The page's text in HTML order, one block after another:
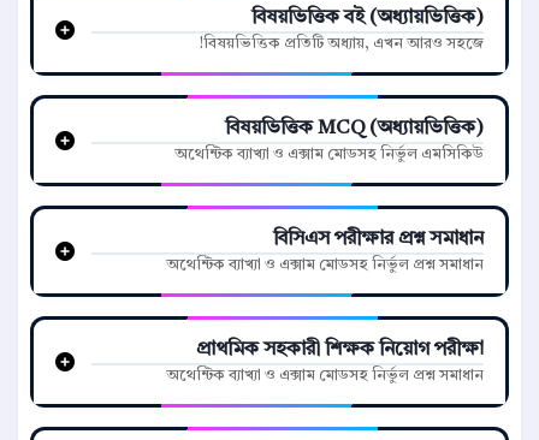
বিষয়ভিত্তিক বই (অধ্যায়ভিত্তিক)
বিষয়ভিত্তিক প্রতিটি অধ্যায়, এখন আরও সহজে!
বিষয়ভিত্তিক MCQ (অধ্যায়ভিত্তিক)
অথেন্টিক ব্যাখ্যা ও এক্সাম মোডসহ নির্ভুল এমসিকিউ
বিসিএস পরীক্ষার প্রশ্ন সমাধান
অথেন্টিক ব্যাখ্যা ও এক্সাম মোডসহ নির্ভুল প্রশ্ন সমাধান
প্রাথমিক সহকারী শিক্ষক নিয়োগ পরীক্ষা
অথেন্টিক ব্যাখ্যা ও এক্সাম মোডসহ নির্ভুল প্রশ্ন সমাধান